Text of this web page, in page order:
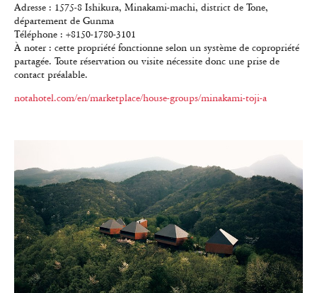
Adresse : 1575-8 Ishikura, Minakami-machi, district de Tone,
département de Gunma
Téléphone : +8150-1780-3101
À noter : cette propriété fonctionne selon un système de copropriété
partagée. Toute réservation ou visite nécessite donc une prise de
contact préalable.
notahotel.com/en/marketplace/house-groups/minakami-toji-a